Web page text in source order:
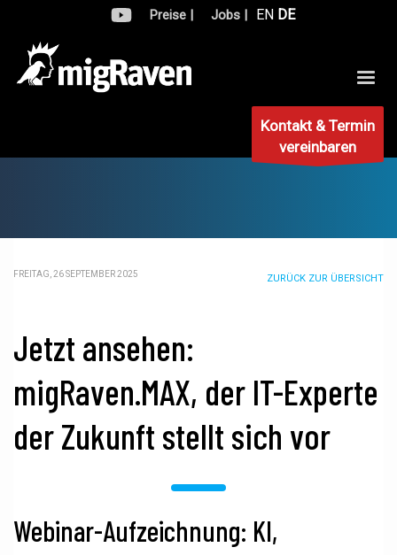
Preise | Jobs | EN DE
Kontakt & Termin
vereinbaren
ZURÜCK ZUR ÜBERSICHT
FREITAG, 26 SEPTEMBER 2025
Jetzt ansehen:
migRaven.MAX, der IT-Experte
der Zukunft stellt sich vor
Webinar-Aufzeichnung: KI,